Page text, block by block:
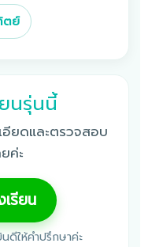
ตย์
นรุ่นนี้
อียดและตรวจสอบ
ค่ะ
รียน
ให้คำปรึกษาค่ะ